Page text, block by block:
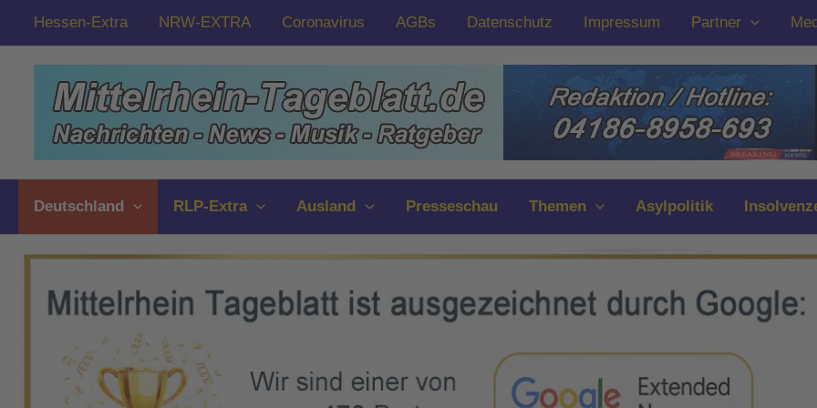
Zum
springen
Hessen-Extra NRW-EXTRA Coronavirus AGBs Datenschutz Impressum Partner
Deutschland RLP-Extra Ausland Presseschau Themen Asylpolitik